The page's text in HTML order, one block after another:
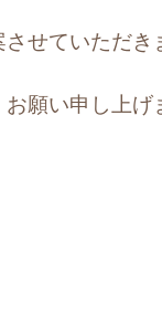
せていただき
願い申し上げ